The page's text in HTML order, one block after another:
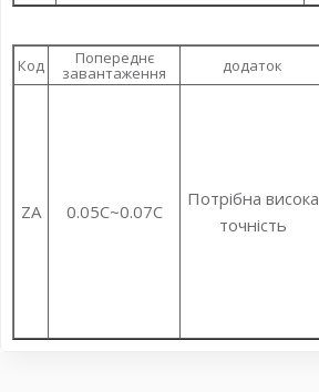
Код Попереднє
завантаження додаток
ZA 0.05C~0.07C
Потрібна висока
точність